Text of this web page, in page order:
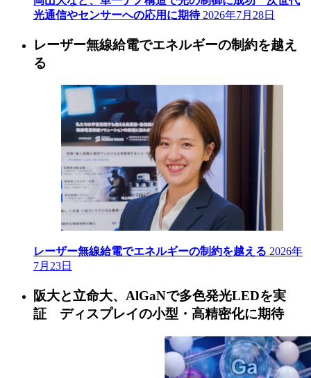
光通信やセンサーへの応用に期待 2026年7月28日
レーザー無線給電でエネルギーの制約を越え
る
レーザー無線給電でエネルギーの制約を越える 2026年
7月23日
阪大と立命大、AlGaNで多色発光LEDを実
証 ディスプレイの小型・高精密化に期待